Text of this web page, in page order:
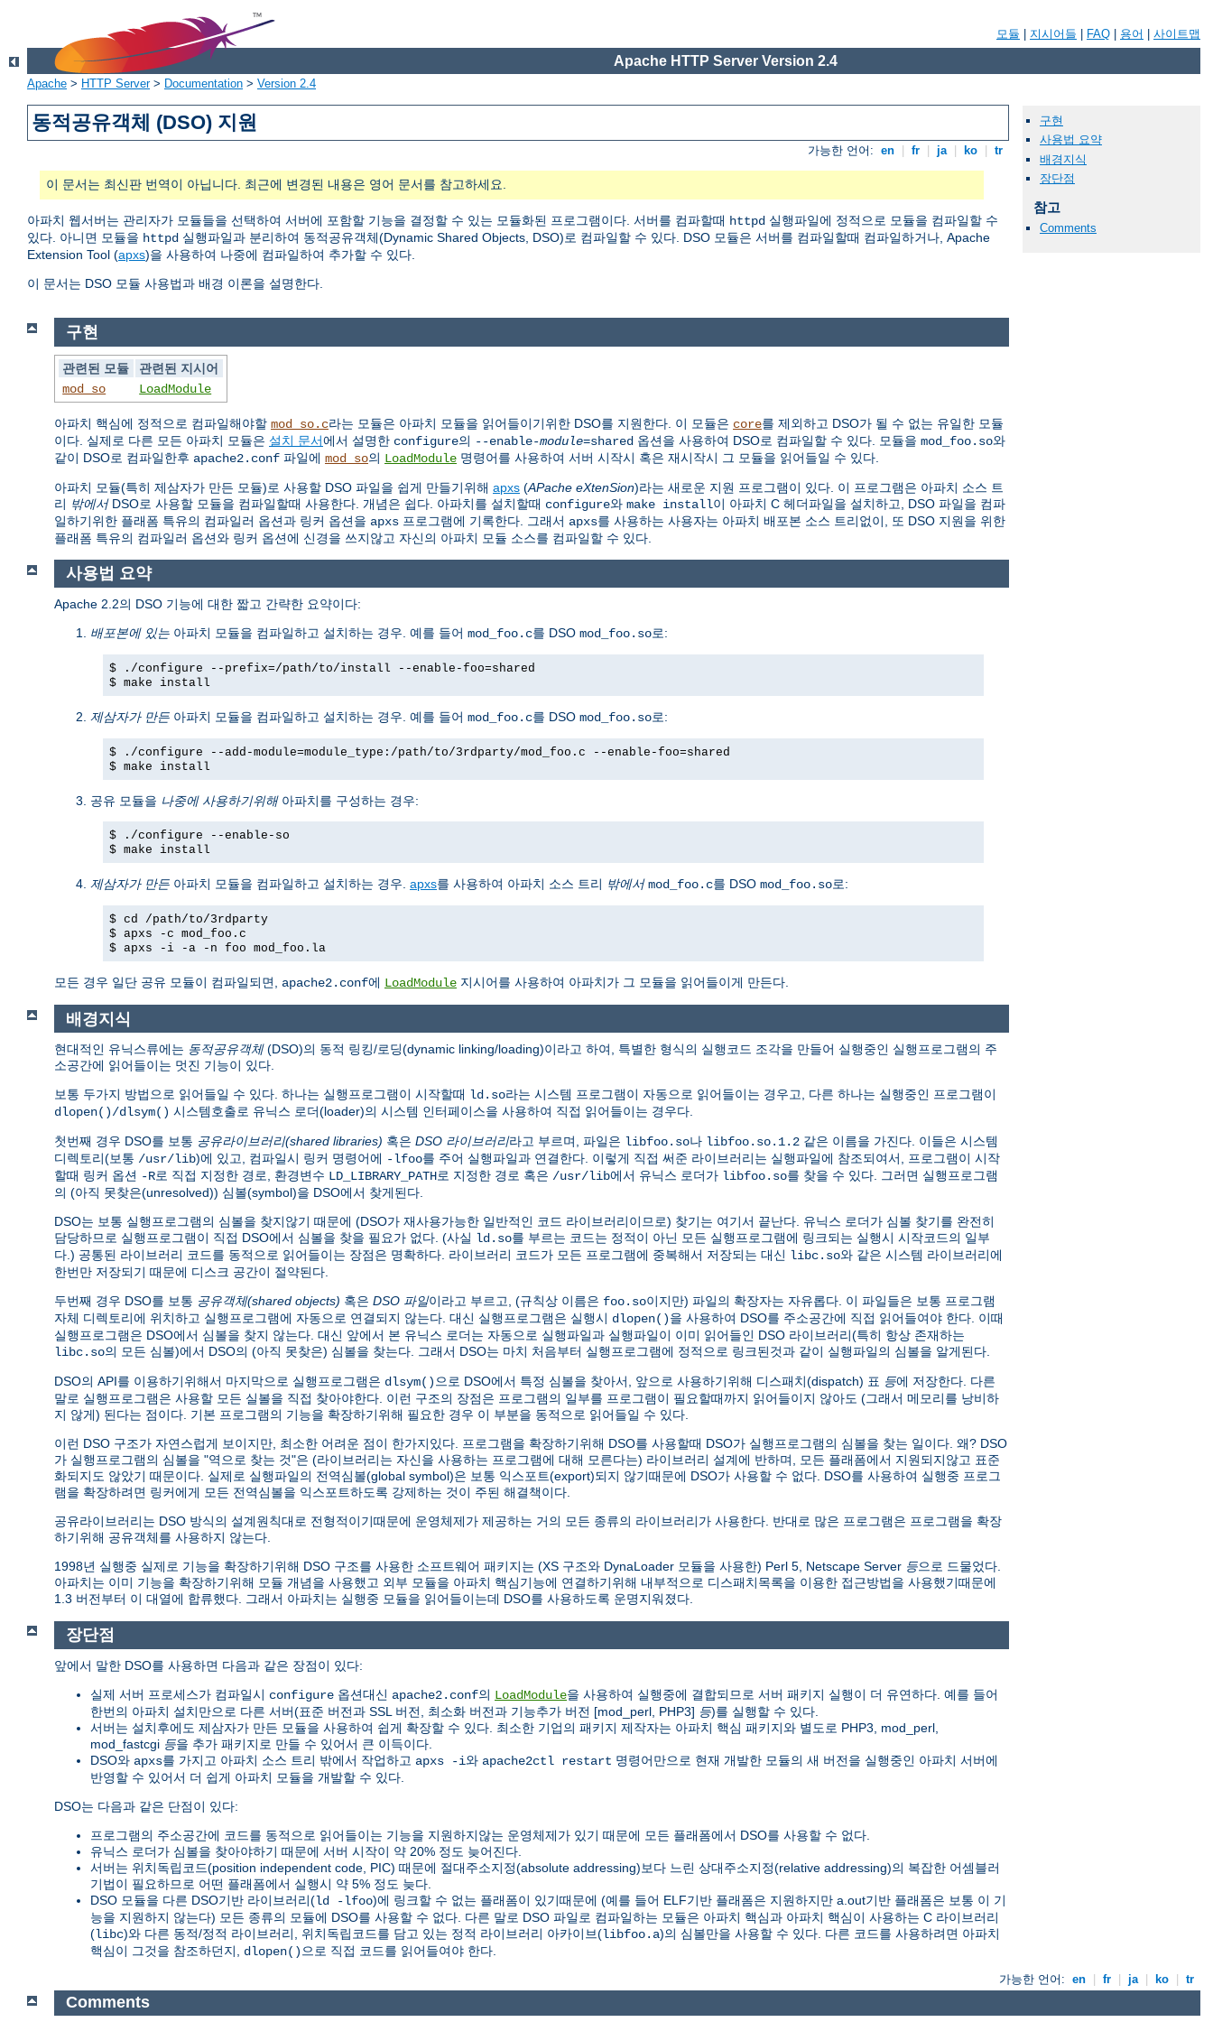
모듈 지시어들 FAQ 용어 사이트맵
Apache HTTP Server Version 2.4
Apache > HTTP Server> Documentation > Version 2.4
동적공유객체 (DSO) 지원
가능한 언어: en fr ja ko tr
이 문서는 최신판 번역이 아닙니다. 최근에 변경된 내용은 영어 문서를 참고하세요.
아파치 웹서버는 관리자가 모듈들을 선택하여 서버에 포함할 기능을 결정할 수 있는 모듈화된 프로그램이다. 서버를 컴파할때 httpd 실행파일에 정적으로 모듈을 컴파일할 수
있다. 아니면 모듈을 httpd 실행파일과 분리하여 동적공유객체(Dynamic Shared Objects, DSO)로 컴파일할 수 있다. DSO 모듈은 서버를 컴파일할때 컴파일하거나, Apache
Extension Tool (apxs)을 사용하여 나중에 컴파일하여 추가할 수 있다.
이 문서는 DSO 모듈 사용법과 배경 이론을 설명한다.
구현
사용법 요약
배경지식
장단점
참고
Comments
구현
관련된 모듈
관련된 지시어
mod_so
LoadModule
아파치 핵심에 정적으로 컴파일해야할 mod_so.c라는 모듈은 아파치 모듈을 읽어들이기위한 DSO를 지원한다. 이 모듈은 core를 제외하고 DSO가 될 수 없는 유일한 모듈
이다. 실제로 다른 모든 아파치 모듈은 설치 문서에서 설명한 configure의 --enable-module=shared 옵션을 사용하여 DSO로 컴파일할 수 있다. 모듈을 mod_foo.so와
같이 DSO로 컴파일한후 apache2.conf 파일에 mod_so의 LoadModule 명령어를 사용하여 서버 시작시 혹은 재시작시 그 모듈을 읽어들일 수 있다.
아파치 모듈(특히 제삼자가 만든 모듈)로 사용할 DSO 파일을 쉽게 만들기위해 apxs (APache eXtenSion)라는 새로운 지원 프로그램이 있다. 이 프로그램은 아파치 소스 트
리 밖에서DSO로 사용할 모듈을 컴파일할때 사용한다. 개념은 쉽다. 아파치를 설치할때 configure와 make install이 아파치 C 헤더파일을 설치하고, DSO 파일을 컴파
일하기위한 플래폼 특유의 컴파일러 옵션과 링커 옵션을 apxs 프로그램에 기록한다. 그래서 apxs를 사용하는 사용자는 아파치 배포본 소스 트리없이, 또 DSO 지원을 위한
플래폼 특유의 컴파일러 옵션와 링커 옵션에 신경을 쓰지않고 자신의 아파치 모듈 소스를 컴파일할 수 있다.
사용법 요약
Apache 2.2의 DSO 기능에 대한 짧고 간략한 요약이다:
배포본에 있는 아파치 모듈을 컴파일하고 설치하는 경우. 예를 들어 mod_foo.c를 DSO mod_foo.so로:
$ ./configure --prefix=/path/to/install --enable-foo=shared
$ make install
제삼자가 만든 아파치 모듈을 컴파일하고 설치하는 경우. 예를 들어 mod_foo.c를 DSO mod_foo.so로:
$ ./configure --add-module=module_type:/path/to/3rdparty/mod_foo.c --enable-foo=shared
$ make install
공유 모듈을 나중에 사용하기위해아파치를 구성하는 경우:
$ ./configure --enable-so
$ make install
제삼자가 만든 아파치 모듈을 컴파일하고 설치하는 경우. apxs를 사용하여 아파치 소스 트리 밖에서 mod_foo.c를 DSO mod_foo.so로:
$ cd /path/to/3rdparty
$ apxs -c mod_foo.c
$ apxs -i -a -n foo mod_foo.la
모든 경우 일단 공유 모듈이 컴파일되면, apache2.conf에 LoadModule 지시어를 사용하여 아파치가 그 모듈을 읽어들이게 만든다.
배경지식
현대적인 유닉스류에는 동적공유객체(DSO)의 동적 링킹/로딩(dynamic linking/loading)이라고 하여, 특별한 형식의 실행코드 조각을 만들어 실행중인 실행프로그램의 주
소공간에 읽어들이는 멋진 기능이 있다.
보통 두가지 방법으로 읽어들일 수 있다. 하나는 실행프로그램이 시작할때 ld.so라는 시스템 프로그램이 자동으로 읽어들이는 경우고, 다른 하나는 실행중인 프로그램이
dlopen()/dlsym() 시스템호출로 유닉스 로더(loader)의 시스템 인터페이스을 사용하여 직접 읽어들이는 경우다.
첫번째 경우 DSO를 보통 공유라이브러리(shared libraries) 혹은 DSO 라이브러리라고 부르며, 파일은 libfoo.so나 libfoo.so.1.2 같은 이름을 가진다. 이들은 시스템
디렉토리(보통 /usr/lib)에 있고, 컴파일시 링커 명령어에 -lfoo를 주어 실행파일과 연결한다. 이렇게 직접 써준 라이브러리는 실행파일에 참조되여서, 프로그램이 시작
할때 링커 옵션 -R로 직접 지정한 경로, 환경변수 LD_LIBRARY_PATH로 지정한 경로 혹은 /usr/lib에서 유닉스 로더가 libfoo.so를 찾을 수 있다. 그러면 실행프로그램
의 (아직 못찾은(unresolved)) 심볼(symbol)을 DSO에서 찾게된다.
DSO는 보통 실행프로그램의 심볼을 찾지않기 때문에 (DSO가 재사용가능한 일반적인 코드 라이브러리이므로) 찾기는 여기서 끝난다. 유닉스 로더가 심볼 찾기를 완전히
담당하므로 실행프로그램이 직접 DSO에서 심볼을 찾을 필요가 없다. (사실 ld.so를 부르는 코드는 정적이 아닌 모든 실행프로그램에 링크되는 실행시 시작코드의 일부
다.) 공통된 라이브러리 코드를 동적으로 읽어들이는 장점은 명확하다. 라이브러리 코드가 모든 프로그램에 중복해서 저장되는 대신 libc.so와 같은 시스템 라이브러리에
한번만 저장되기 때문에 디스크 공간이 절약된다.
두번째 경우 DSO를 보통 공유객체(shared objects) 혹은 DSO 파일이라고 부르고, (규칙상 이름은 foo.so이지만) 파일의 확장자는 자유롭다. 이 파일들은 보통 프로그램
자체 디렉토리에 위치하고 실행프로그램에 자동으로 연결되지 않는다. 대신 실행프로그램은 실행시 dlopen()을 사용하여 DSO를 주소공간에 직접 읽어들여야 한다. 이때
실행프로그램은 DSO에서 심볼을 찾지 않는다. 대신 앞에서 본 유닉스 로더는 자동으로 실행파일과 실행파일이 이미 읽어들인 DSO 라이브러리(특히 항상 존재하는
libc.so의 모든 심볼)에서 DSO의 (아직 못찾은) 심볼을 찾는다. 그래서 DSO는 마치 처음부터 실행프로그램에 정적으로 링크된것과 같이 실행파일의 심볼을 알게된다.
DSO의 API를 이용하기위해서 마지막으로 실행프로그램은 dlsym()으로 DSO에서 특정 심볼을 찾아서, 앞으로 사용하기위해 디스패치(dispatch) 표 등에 저장한다. 다른
말로 실행프로그램은 사용할 모든 실볼을 직접 찾아야한다. 이런 구조의 장점은 프로그램의 일부를 프로그램이 필요할때까지 읽어들이지 않아도 (그래서 메모리를 낭비하
지 않게) 된다는 점이다. 기본 프로그램의 기능을 확장하기위해 필요한 경우 이 부분을 동적으로 읽어들일 수 있다.
이런 DSO 구조가 자연스럽게 보이지만, 최소한 어려운 점이 한가지있다. 프로그램을 확장하기위해 DSO를 사용할때 DSO가 실행프로그램의 심볼을 찾는 일이다. 왜? DSO
가 실행프로그램의 심볼을 "역으로 찾는 것"은 (라이브러리는 자신을 사용하는 프로그램에 대해 모른다는) 라이브러리 설계에 반하며, 모든 플래폼에서 지원되지않고 표준
화되지도 않았기 때문이다. 실제로 실행파일의 전역심볼(global symbol)은 보통 익스포트(export)되지 않기때문에 DSO가 사용할 수 없다. DSO를 사용하여 실행중 프로그
램을 확장하려면 링커에게 모든 전역심볼을 익스포트하도록 강제하는 것이 주된 해결책이다.
공유라이브러리는 DSO 방식의 설계원칙대로 전형적이기때문에 운영체제가 제공하는 거의 모든 종류의 라이브러리가 사용한다. 반대로 많은 프로그램은 프로그램을 확장
하기위해 공유객체를 사용하지 않는다.
1998년 실행중 실제로 기능을 확장하기위해 DSO 구조를 사용한 소프트웨어 패키지는 (XS 구조와 DynaLoader 모듈을 사용한) Perl 5, Netscape Server 등으로 드물었다.
아파치는 이미 기능을 확장하기위해 모듈 개념을 사용했고 외부 모듈을 아파치 핵심기능에 연결하기위해 내부적으로 디스패치목록을 이용한 접근방법을 사용했기때문에
1.3 버전부터 이 대열에 합류했다. 그래서 아파치는 실행중 모듈을 읽어들이는데 DSO를 사용하도록 운명지워졌다.
장단점
앞에서 말한 DSO를 사용하면 다음과 같은 장점이 있다:
실제 서버 프로세스가 컴파일시 configure 옵션대신 apache2.conf의 LoadModule을 사용하여 실행중에 결합되므로 서버 패키지 실행이 더 유연하다. 예를 들어
한번의 아파치 설치만으로 다른 서버(표준 버전과 SSL 버전, 최소화 버전과 기능추가 버전 [mod_perl, PHP3] 등)를 실행할 수 있다.
서버는 설치후에도 제삼자가 만든 모듈을 사용하여 쉽게 확장할 수 있다. 최소한 기업의 패키지 제작자는 아파치 핵심 패키지와 별도로 PHP3, mod_perl,
mod_fastcgi 등을 추가 패키지로 만들 수 있어서 큰 이득이다.
DSO와 apxs를 가지고 아파치 소스 트리 밖에서 작업하고 apxs -i와 apache2ctl restart 명령어만으로 현재 개발한 모듈의 새 버전을 실행중인 아파치 서버에
반영할 수 있어서 더 쉽게 아파치 모듈을 개발할 수 있다.
DSO는 다음과 같은 단점이 있다:
프로그램의 주소공간에 코드를 동적으로 읽어들이는 기능을 지원하지않는 운영체제가 있기 때문에 모든 플래폼에서 DSO를 사용할 수 없다.
유닉스 로더가 심볼을 찾아야하기 때문에 서버 시작이 약 20% 정도 늦어진다.
서버는 위치독립코드(position independent code, PIC) 때문에 절대주소지정(absolute addressing)보다 느린 상대주소지정(relative addressing)의 복잡한 어셈블러
기법이 필요하므로 어떤 플래폼에서 실행시 약 5% 정도 늦다.
DSO 모듈을 다른 DSO기반 라이브러리(ld -lfoo)에 링크할 수 없는 플래폼이 있기때문에 (예를 들어 ELF기반 플래폼은 지원하지만 a.out기반 플래폼은 보통 이 기
능을 지원하지 않는다) 모든 종류의 모듈에 DSO를 사용할 수 없다. 다른 말로 DSO 파일로 컴파일하는 모듈은 아파치 핵심과 아파치 핵심이 사용하는 C 라이브러리
(libc)와 다른 동적/정적 라이브러리, 위치독립코드를 담고 있는 정적 라이브러리 아카이브(libfoo.a)의 심볼만을 사용할 수 있다. 다른 코드를 사용하려면 아파치
핵심이 그것을 참조하던지, dlopen() 으로 직접 코드를 읽어들여야 한다.
가능한 언어: en fr ja ko tr
Comments